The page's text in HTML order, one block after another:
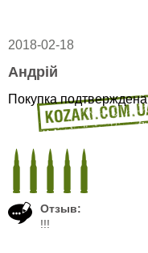
2018-02-18
Андрій
Покупка подтверждена
Отзыв:
!!!